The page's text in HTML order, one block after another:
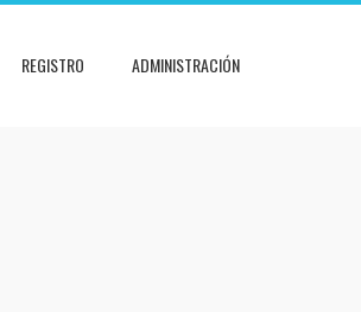
REGISTRO ADMINISTRACIÓN